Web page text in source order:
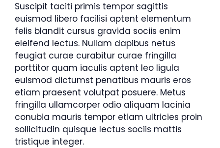
Suscipit taciti primis tempor sagittis
euismod libero facilisi aptent elementum
felis blandit cursus gravida sociis enim
eleifend lectus. Nullam dapibus netus
feugiat curae curabitur curae fringilla
porttitor quam iaculis aptent leo ligula
euismod dictumst penatibus mauris eros
etiam praesent volutpat posuere. Metus
fringilla ullamcorper odio aliquam lacinia
conubia mauris tempor etiam ultricies proin
sollicitudin quisque lectus sociis mattis
tristique integer.